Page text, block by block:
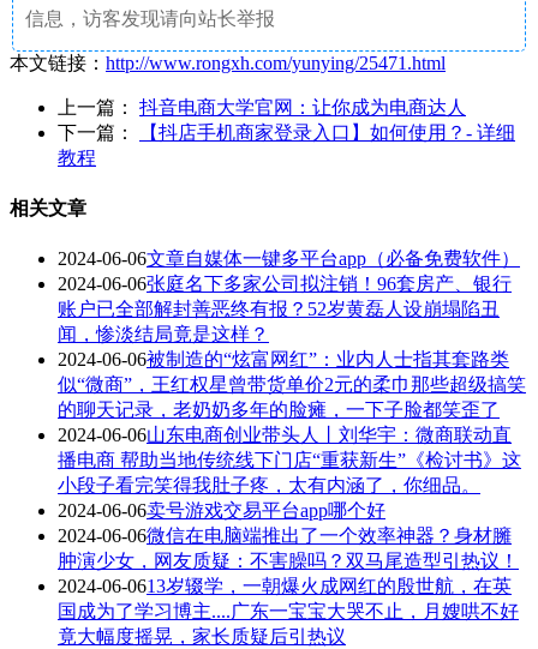
信息，访客发现请向站长举报
本文链接： http://www.rongxh.com/yunying/25471.html
上一篇： 抖音电商大学官网：让你成为电商达人
下一篇：
【抖店手机商家登录入口】如何使用？- 详细
教程
相关文章
2024-06-06文章自媒体一键多平台app（必备免费软件）
2024-06-06张庭名下多家公司拟注销！96套房产、银行
账户已全部解封善恶终有报？52岁黄磊人设崩塌陷丑
闻，惨淡结局竟是这样？
2024-06-06被制造的“炫富网红”：业内人士指其套路类
似“微商”，王红权星曾带货单价2元的柔巾那些超级搞笑
的聊天记录，老奶奶多年的脸瘫，一下子脸都笑歪了
2024-06-06山东电商创业带头人丨刘华宇：微商联动直
播电商 帮助当地传统线下门店“重获新生”《检讨书》这
小段子看完笑得我肚子疼，太有内涵了，你细品。
2024-06-06卖号游戏交易平台app哪个好
2024-06-06微信在电脑端推出了一个效率神器？身材臃
肿演少女，网友质疑：不害臊吗？双马尾造型引热议！
2024-06-0613岁辍学，一朝爆火成网红的殷世航，在英
国成为了学习博主....广东一宝宝大哭不止，月嫂哄不好
竟大幅度摇晃，家长质疑后引热议